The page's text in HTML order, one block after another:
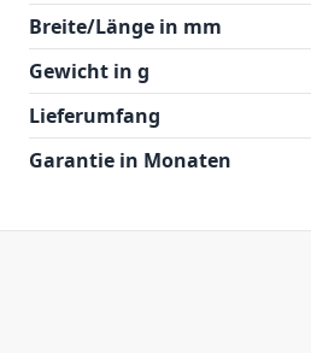
Breite/Länge in mm
Gewicht in g
Lieferumfang
Garantie in Monaten